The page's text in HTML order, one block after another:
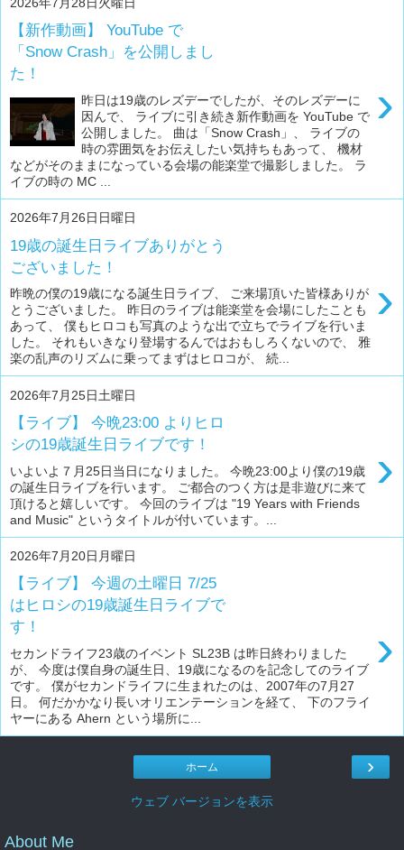
【新作動画】 YouTube で
「Snow Crash」を公開しまし
た！
›
昨日は19歳のレズデーでしたが、そのレズデーに
因んで、 ライブに引き続き新作動画を YouTube で
公開しました。 曲は「Snow Crash」、 ライブの
時の雰囲気をお伝えしたい気持ちもあって、 機材
などがそのままになっている会場の能楽堂で撮影しました。 ラ
イブの時の MC ...
2026年7月26日日曜日
19歳の誕生日ライブありがとう
ございました！
›
昨晩の僕の19歳になる誕生日ライブ、 ご来場頂いた皆様ありが
とうございました。 昨日のライブは能楽堂を会場にしたことも
あって、 僕もヒロコも写真のような出で立ちでライブを行いま
した。 それもいきなり登場するんではおもしろくないので、 雅
楽の乱声のリズムに乗ってまずはヒロコが、 続...
2026年7月25日土曜日
【ライブ】 今晩23:00 よりヒロ
シの19歳誕生日ライブです！
›
いよいよ７月25日当日になりました。 今晩23:00より僕の19歳
の誕生日ライブを行います。 ご都合のつく方は是非遊びに来て
頂けると嬉しいです。 今回のライブは "19 Years with Friends
and Music" というタイトルが付いています。...
2026年7月20日月曜日
【ライブ】 今週の土曜日 7/25
はヒロシの19歳誕生日ライブで
す！
›
セカンドライフ23歳のイベント SL23B は昨日終わりました
が、 今度は僕自身の誕生日、19歳になるのを記念してのライブ
です。 僕がセカンドライフに生まれたのは、2007年の7月27
日。 何だかかなり長いオリエンテーションを経て、 下のフライ
ヤーにある Ahern という場所に...
›
ホーム
ウェブ バージョンを表示
About Me